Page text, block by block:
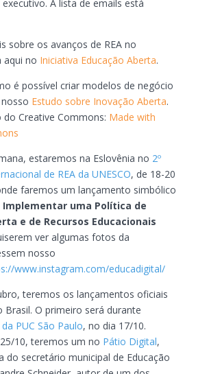
A lista de emails está
sobre os avanços de REA no
aqui no Iniciativa Educação Aberta.
é possível criar modelos de negócio
Estudo sobre Inovação Aberta.
Creative Commons: Made with
estaremos na Eslovênia no 2º
de REA da UNESCO, de 18-20
faremos um lançamento simbólico
Implementar uma Política de
e de Recursos Educacionais
ver algumas fotos da
nosso
www.instagram.com/educadigital/
teremos os lançamentos oficiais
Brasil. O primeiro será durante
PUC São Paulo, no dia 17/10.
10, teremos um no Pátio Digital,
do secretário municipal de Educação